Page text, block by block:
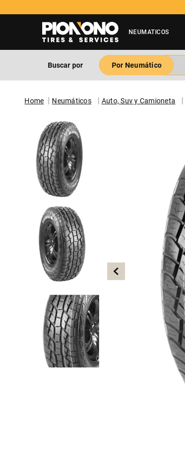
NEUMATICOS
Buscar por Por Neumático
Neumáticos Auto, Suv y Camioneta